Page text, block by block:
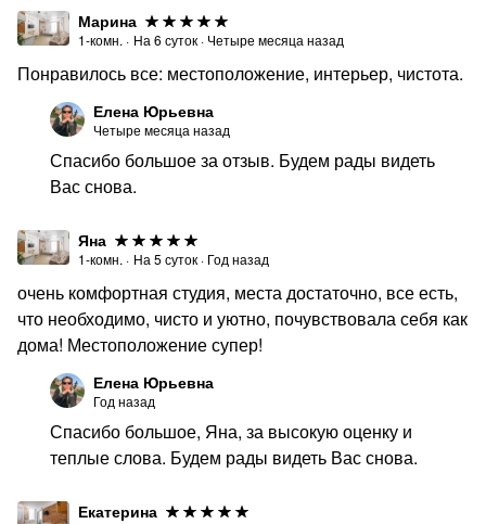
Марина
1-комн. · На 6 суток · Четыре месяца назад
Понравилось все: местоположение, интерьер, чистота.
Елена Юрьевна
Четыре месяца назад
Спасибо большое за отзыв. Будем рады видеть
Вас снова.
Яна
1-комн. · На 5 суток · Год назад
очень комфортная студия, места достаточно, все есть,
что необходимо, чисто и уютно, почувствовала себя как
дома! Местоположение супер!
Елена Юрьевна
Год назад
Спасибо большое, Яна, за высокую оценку и
теплые слова. Будем рады видеть Вас снова.
Екатерина